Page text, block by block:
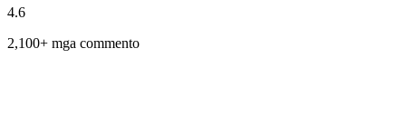
4.6
2,100+ mga commento